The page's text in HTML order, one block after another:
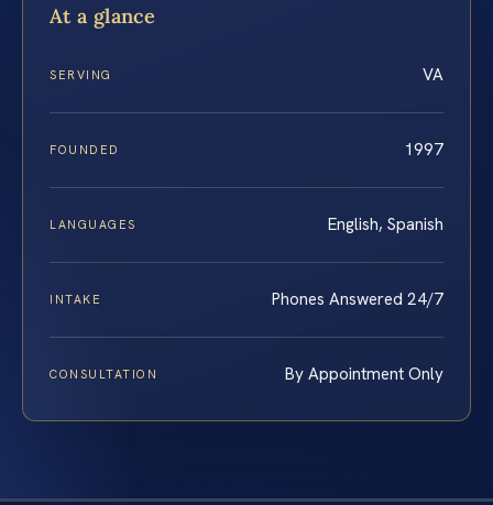
At a glance
SERVING VA
FOUNDED 1997
LANGUAGES English, Spanish
INTAKE Phones Answered 24/7
CONSULTATION By Appointment Only